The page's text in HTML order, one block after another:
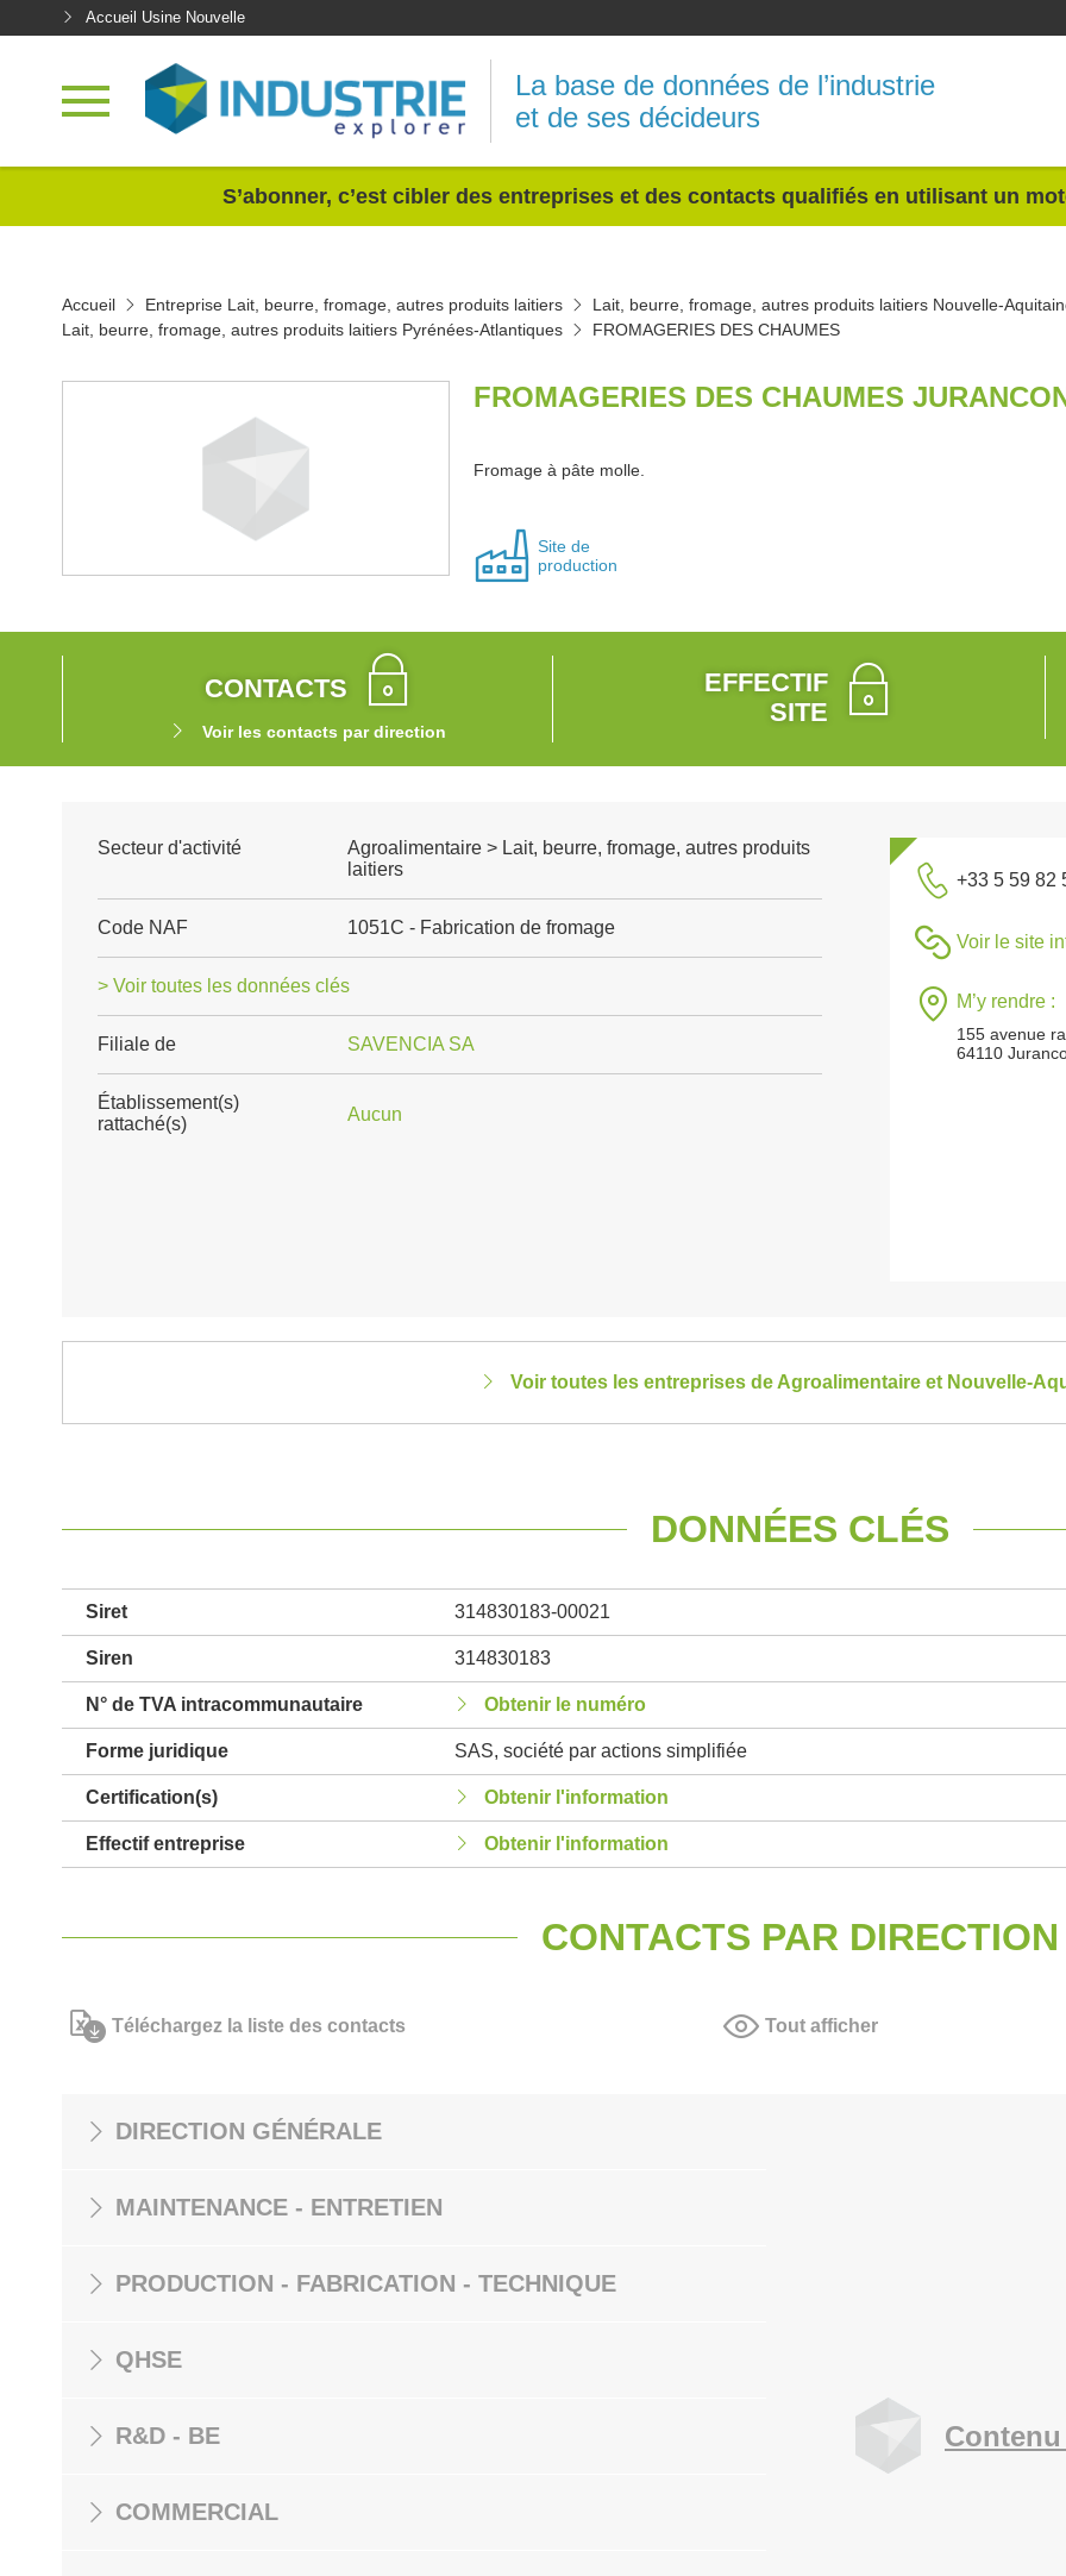
Accueil Usine Nouvelle
La base de données de l’industrie
et de ses décideurs
S’abonner, c’est cibler des entreprises et des contacts qualifiés en utilisant un
Accueil Entreprise Lait, beurre, fromage, autres produits laitiers
Lait, beurre, fromage, autres produits laitiers Nouvelle-
Lait, beurre, fromage, autres produits laitiers Pyrénées-Atlantiques
FROMAGERIES DES CHAUMES
FROMAGERIES DES CHAUMES
Fromage à pâte molle.
Site de
production
CONTACTS
Voir les contacts par direction
EFFECTIF
SITE
Secteur d'activité
Agroalimentaire > Lait, beurre, fromage, autres produits
laitiers
Code NAF 1051C - Fabrication de fromage
> Voir toutes les données clés
Filiale de SAVENCIA SA
Établissement(s)
rattaché(s)
Aucun
+33 5 59 82
Voir le site
M’y rendre :
155 avenue
64110
Voir toutes les entreprises de Agroalimentaire et Nouvelle-
DONNÉES CLÉS
Siret 314830183-00021
Siren 314830183
N° de TVA intracommunautaire Obtenir le numéro
Forme juridique SAS, société par actions simplifiée
Certification(s) Obtenir l'information
Effectif entreprise Obtenir l'information
CONTACTS PAR DIRECTION
Téléchargez la liste des contacts Tout afficher
DIRECTION GÉNÉRALE
MAINTENANCE - ENTRETIEN
PRODUCTION - FABRICATION - TECHNIQUE
QHSE
R&D - BE
COMMERCIAL